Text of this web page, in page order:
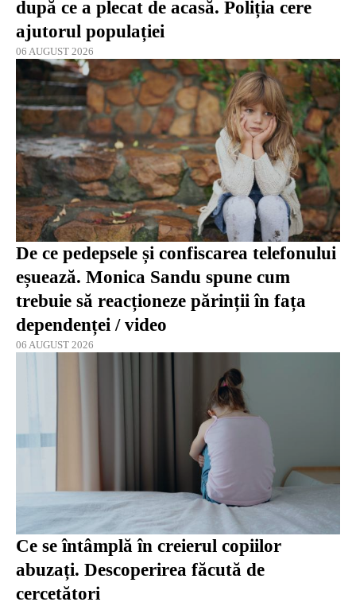
după ce a plecat de acasă. Poliția cere
ajutorul populației
06 AUGUST 2026
De ce pedepsele și confiscarea telefonului
eșuează. Monica Sandu spune cum
trebuie să reacționeze părinții în fața
dependenței / video
06 AUGUST 2026
Ce se întâmplă în creierul copiilor
abuzați. Descoperirea făcută de
cercetători